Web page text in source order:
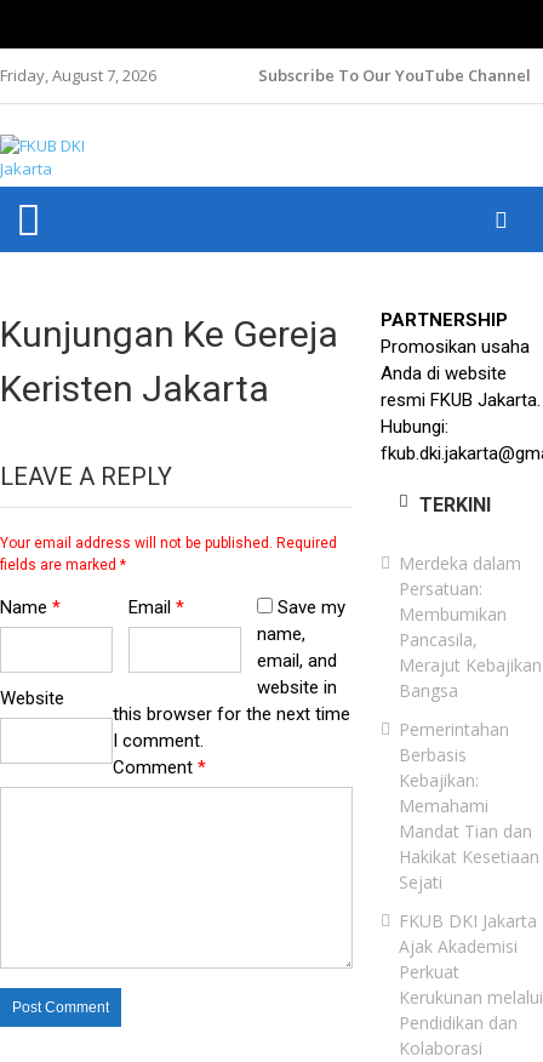
Friday, August 7, 2026 Subscribe To Our YouTube Channel
FKUB DKI
JAKARTA
Kunjungan Ke Gereja
Keristen Jakarta
LEAVE A REPLY
Your email address will not be published. Required
fields are marked *
Name * Email*
Website
Save my
name,
email, and
website in
this browser for the next time
I comment.
Comment*
PARTNERSHIP
Promosikan usaha
Anda di website
resmi FKUB Jakarta.
Hubungi:
TERKINI
Merdeka dalam
Persatuan:
Membumikan
Pancasila,
Merajut Kebajikan
Bangsa
Pemerintahan
Berbasis
Kebajikan:
Memahami
Mandat Tian dan
Hakikat Kesetiaan
Sejati
FKUB DKI Jakarta
Ajak Akademisi
Perkuat
Kerukunan melalui
Pendidikan dan
Kolaborasi